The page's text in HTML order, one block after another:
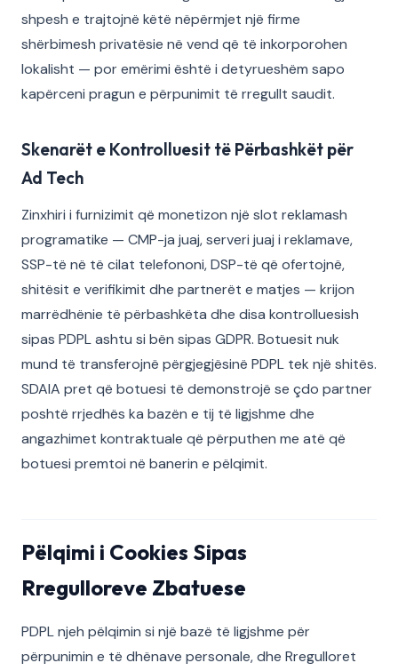
shpesh e trajtojnë këtë nëpërmjet një firme
shërbimesh privatësie në vend që të inkorporohen
lokalisht — por emërimi është i detyrueshëm sapo
kapërceni pragun e përpunimit të rregullt saudit.
Skenarët e Kontrolluesit të Përbashkët për
Ad Tech
Zinxhiri i furnizimit që monetizon një slot reklamash
programatike — CMP-ja juaj, serveri juaj i reklamave,
SSP-të në të cilat telefononi, DSP-të që ofertojnë,
shitësit e verifikimit dhe partnerët e matjes — krijon
marrëdhënie të përbashkëta dhe disa kontrolluesish
sipas PDPL ashtu si bën sipas GDPR. Botuesit nuk
mund të transferojnë përgjegjësinë PDPL tek një shitës.
SDAIA pret që botuesi të demonstrojë se çdo partner
poshtë rrjedhës ka bazën e tij të ligjshme dhe
angazhimet kontraktuale që përputhen me atë që
botuesi premtoi në banerin e pëlqimit.
Pëlqimi i Cookies Sipas
Rregulloreve Zbatuese
PDPL njeh pëlqimin si një bazë të ligjshme për
përpunimin e të dhënave personale, dhe Rregulloret